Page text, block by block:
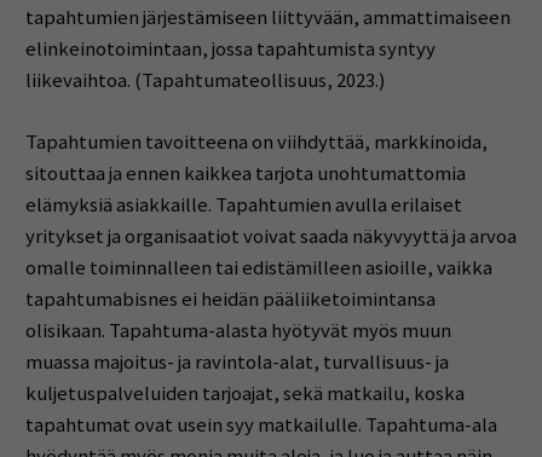
tapahtumien järjestämiseen liittyvään, ammattimaiseen
elinkeinotoimintaan, jossa tapahtumista syntyy
liikevaihtoa. (Tapahtumateollisuus, 2023.)
Tapahtumien tavoitteena on viihdyttää, markkinoida,
sitouttaa ja ennen kaikkea tarjota unohtumattomia
elämyksiä asiakkaille. Tapahtumien avulla erilaiset
yritykset ja organisaatiot voivat saada näkyvyyttä ja arvoa
omalle toiminnalleen tai edistämilleen asioille, vaikka
tapahtumabisnes ei heidän pääliiketoimintansa
olisikaan. Tapahtuma-alasta hyötyvät myös muun
muassa majoitus- ja ravintola-alat, turvallisuus- ja
kuljetuspalveluiden tarjoajat, sekä matkailu, koska
tapahtumat ovat usein syy matkailulle. Tapahtuma-ala